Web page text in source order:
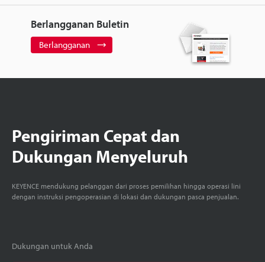
Berlangganan Buletin
Berlangganan
Pengiriman Cepat dan
Dukungan Menyeluruh
KEYENCE mendukung pelanggan dari proses pemilihan hingga operasi lini
dengan instruksi pengoperasian di lokasi dan dukungan pasca penjualan.
Dukungan untuk Anda